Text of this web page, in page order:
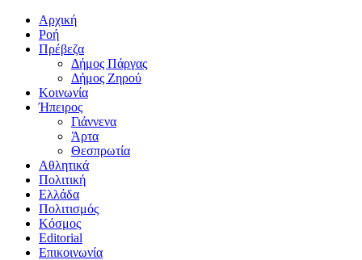
Αρχική
Ροή
Πρέβεζα
Δήμος Πάργας
Δήμος Ζηρού
Κοινωνία
Ήπειρος
Γιάννενα
Άρτα
Θεσπρωτία
Αθλητικά
Πολιτική
Ελλάδα
Πολιτισμός
Κόσμος
Editorial
Επικοινωνία